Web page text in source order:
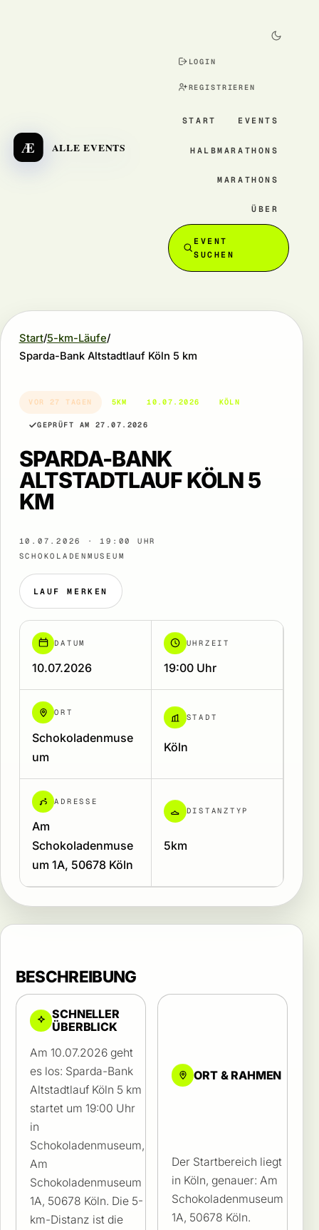
Æ ALLE EVENTS
LOGIN
REGISTRIEREN
START EVENTS
HALBMARATHONS
MARATHONS
ÜBER
EVENT
SUCHEN
Start 5-km-Läufe
Sparda-Bank Altstadtlauf Köln 5 km
VOR 27 TAGEN 5KM 10.07.2026 KÖLN
GEPRÜFT AM 27.07.2026
SPARDA-BANK
ALTSTADTLAUF KÖLN 5
KM
10.07.2026 · 19:00 UHR
SCHOKOLADENMUSEUM
LAUF MERKEN
DATUM
10.07.2026
UHRZEIT
19:00 Uhr
ORT
Schokoladenmuse
um
STADT
Köln
ADRESSE
Am
Schokoladenmuse
um 1A, 50678 Köln
DISTANZTYP
5km
BESCHREIBUNG
SCHNELLER
ÜBERBLICK
Am 10.07.2026 geht
es los: Sparda-Bank
Altstadtlauf Köln 5 km
startet um 19:00 Uhr
in
Schokoladenmuseum,
Am
Schokoladenmuseum
1A, 50678 Köln. Die 5-
km-Distanz ist die
ORT & RAHMEN
Der Startbereich liegt
in Köln, genauer: Am
Schokoladenmuseum
1A, 50678 Köln.